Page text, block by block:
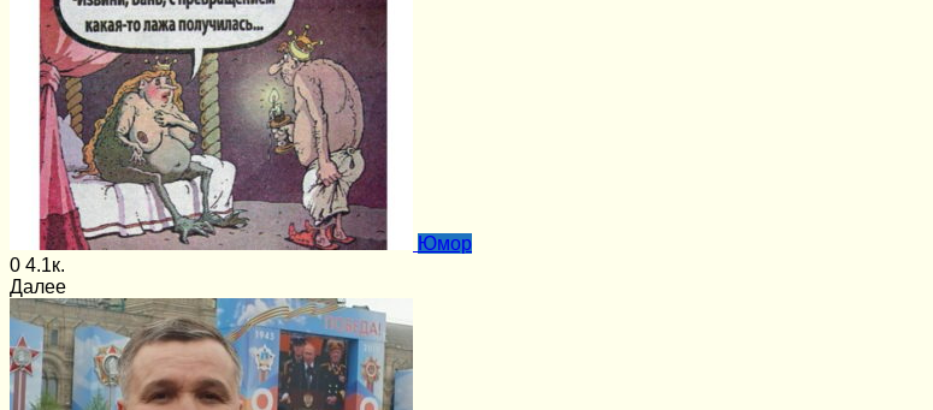
Юмор
0 4.1к.
Далее